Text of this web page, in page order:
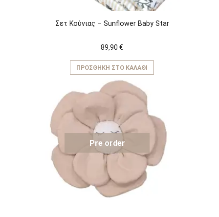
Σετ Κούνιας – Sunflower Baby Star
89,90 €
ΠΡΟΣΘΉΚΗ ΣΤΟ ΚΑΛΆΘΙ
Pre order